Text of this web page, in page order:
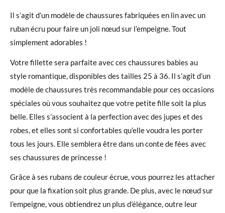
Il s’agit d’un modèle de chaussures fabriquées en lin avec un
ruban écru pour faire un joli nœud sur l’empeigne. Tout
simplement adorables !
Votre fillette sera parfaite avec ces chaussures babies au
style romantique, disponibles des tailles 25 à 36. Il s’agit d’un
modèle de chaussures très recommandable pour ces occasions
spéciales où vous souhaitez que votre petite fille soit la plus
belle. Elles s’associent à la perfection avec des jupes et des
robes, et elles sont si confortables qu’elle voudra les porter
tous les jours. Elle semblera être dans un conte de fées avec
ses chaussures de princesse !
Grâce à ses rubans de couleur écrue, vous pourrez les attacher
pour que la fixation soit plus grande. De plus, avec le nœud sur
l’empeigne, vous obtiendrez un plus d’élégance, outre leur